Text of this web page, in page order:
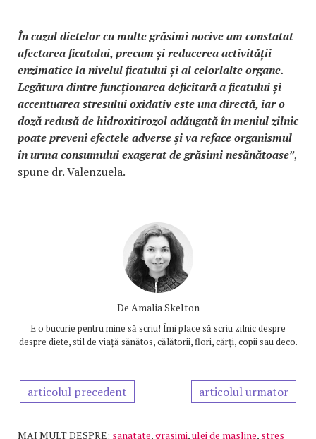
În cazul dietelor cu multe grăsimi nocive am constatat
afectarea ficatului, precum și reducerea activității
enzimatice la nivelul ficatului și al celorlalte organe.
Legătura dintre funcționarea deficitară a ficatului și
accentuarea stresului oxidativ este una directă, iar o
doză redusă de hidroxitirozol adăugată în meniul zilnic
poate preveni efectele adverse și va reface organismul
în urma consumului exagerat de grăsimi nesănătoase”,
spune dr. Valenzuela.
De Amalia Skelton
E o bucurie pentru mine să scriu! Îmi place să scriu zilnic despre
despre diete, stil de viață sănătos, călătorii, flori, cărți, copii sau deco.
articolul precedent articolul urmator
MAI MULT DESPRE: sanatate,grasimi,ulei de masline, stres